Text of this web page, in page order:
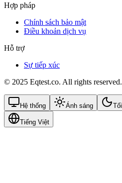
Hợp pháp
Chính sách bảo mật
Điều khoản dịch vụ
Hỗ trợ
Sự tiếp xúc
© 2025 Eqtest.co. All rights reserved.
Hệ thống Ánh sáng Tối
Tiếng Việt